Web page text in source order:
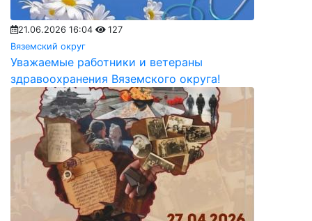
21.06.2026 16:04
127
Вяземский округ
Уважаемые работники и ветераны
здравоохранения Вяземского округа!